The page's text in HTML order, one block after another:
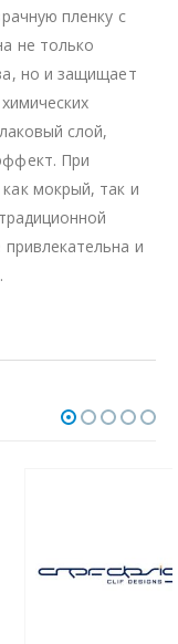
пленку с
не только
но и защищает
слой,
При
мокрый, так и
и